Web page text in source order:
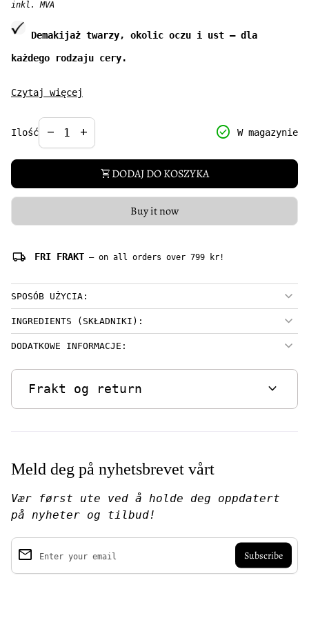
inkl. MVA
Demakijaż twarzy, okolic oczu i ust – dla
każdego rodzaju cery.
skutecznie usuwa makijaż, nadmiar sebum i
odświeża cerę
koi i wygładza skórę
Czytaj więcej
Ilość
Decrease quantity for
remove
Increase quantity for
add check_circle W magazynie
shopping_cart DODAJ DO KOSZYKA
Buy it now
local_shipping FRI FRAKT — on all orders over 799 kr!
SPOSÓB UŻYCIA:
INGREDIENTS (SKŁADNIKI):
DODATKOWE INFORMACJE:
Frakt og return expand_more
Meld deg på nyhetsbrevet vårt
Vær først ute ved å holde deg oppdatert
på nyheter og tilbud!
Enter your email
email